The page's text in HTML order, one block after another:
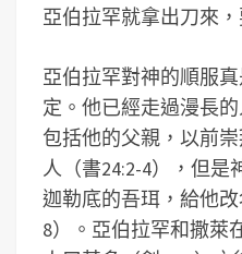
亞伯拉罕就拿出刀來
亞伯拉罕對神的順服
定。他已經走過漫長
包括他的父親，以前
人（書24:2-4），但是
迦勒底的吾珥，給他
8）。亞伯拉罕和撒萊